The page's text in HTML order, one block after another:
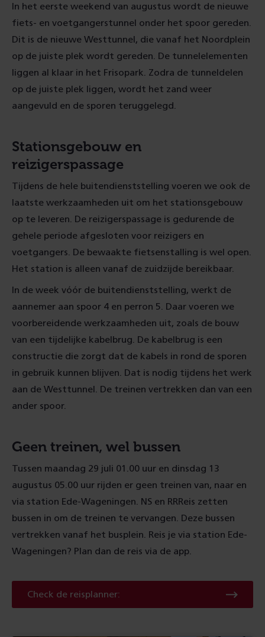
In het eerste weekend van augustus wordt de nieuwe
fiets- en voetgangerstunnel onder het spoor gereden.
Dit is de nieuwe Westtunnel, die vanaf het Noordplein
op de juiste plek wordt gereden. De tunnelelementen
liggen al klaar in het Frisopark. Zodra de tunneldelen
op de juiste plek liggen, wordt het zand weer
aangevuld en de sporen teruggelegd.
Stationsgebouw en
reizigerspassage
Tijdens de hele buitendienststelling voeren we ook de
laatste werkzaamheden uit om het stationsgebouw
op te leveren. De reizigerspassage is gedurende de
gehele periode afgesloten voor reizigers en
voetgangers. De bewaakte fietsenstalling is wel open.
Het station is alleen vanaf de zuidzijde bereikbaar.
In de week vóór de buitendienststelling, werkt de
aannemer aan spoor 4 en perron 5. Daar voeren we
voorbereidende werkzaamheden uit, zoals de bouw
van een tijdelijke kabelbrug. De kabelbrug is een
constructie die zorgt dat de kabels in rond de sporen
in gebruik kunnen blijven. Dat is nodig tijdens het werk
aan de Westtunnel. De treinen vertrekken dan van een
ander spoor.
Geen treinen, wel bussen
Tussen maandag 29 juli 01.00 uur en dinsdag 13
augustus 05.00 uur rijden er geen treinen van, naar en
via station Ede-Wageningen. NS en RRReis zetten
bussen in om de treinen te vervangen. Deze bussen
vertrekken vanaf het busplein. Reis je via station Ede-
Wageningen? Plan dan de reis via de app.
Check de reisplanner: